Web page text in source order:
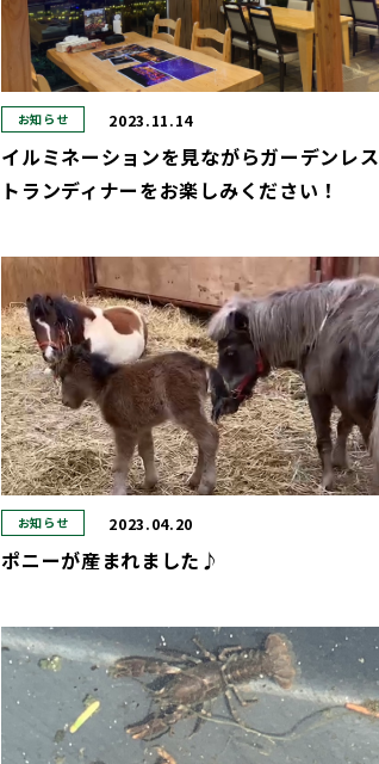
お知らせ 2023.11.14
イルミネーションを見ながらガーデンレス
トランディナーをお楽しみください！
お知らせ 2023.04.20
ポニーが産まれました♪